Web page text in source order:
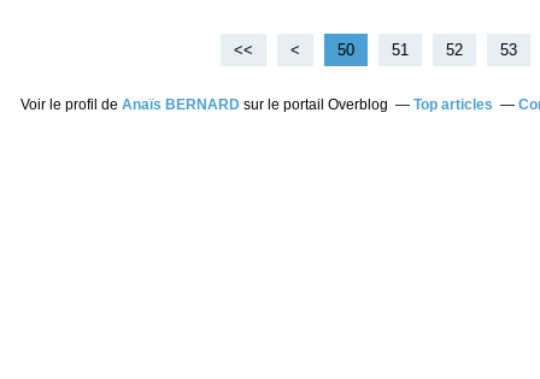
<< < 10
20
30
40
50 51 52 53
Voir le profil de Anaïs BERNARDsur le portail Overblog Top articles